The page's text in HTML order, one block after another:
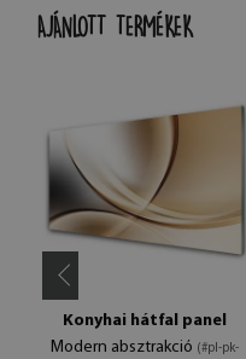
AJÁNLOTT TERMÉKEK
Konyhai hátfal panel
Modern absztrakció (#pl-pk-